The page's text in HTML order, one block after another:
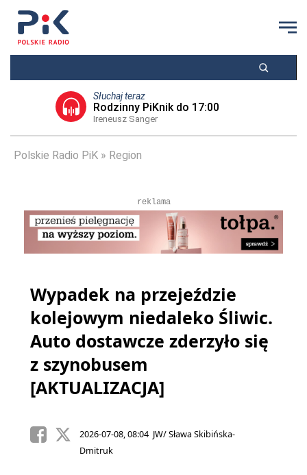
Słuchaj teraz
Rodzinny PiKnik do 17:00
Ireneusz Sanger
Polskie Radio PiK Region
reklama
Wypadek na przejeździe
kolejowym niedaleko Śliwic.
Auto dostawcze zderzyło się
z szynobusem
[AKTUALIZACJA]
2026-07-08, 08:04 JW/ Sława Skibińska-
Dmitruk